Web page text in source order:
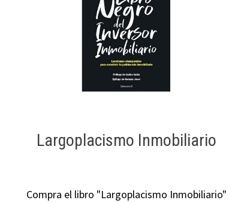
Largoplacismo Inmobiliario
Compra el libro "Largoplacismo Inmobiliario"